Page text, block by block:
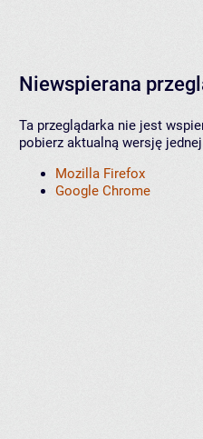
Niewspierana
Ta przeglądarka nie jest
pobierz aktualną wersję
Mozilla Firefox
Google Chrome